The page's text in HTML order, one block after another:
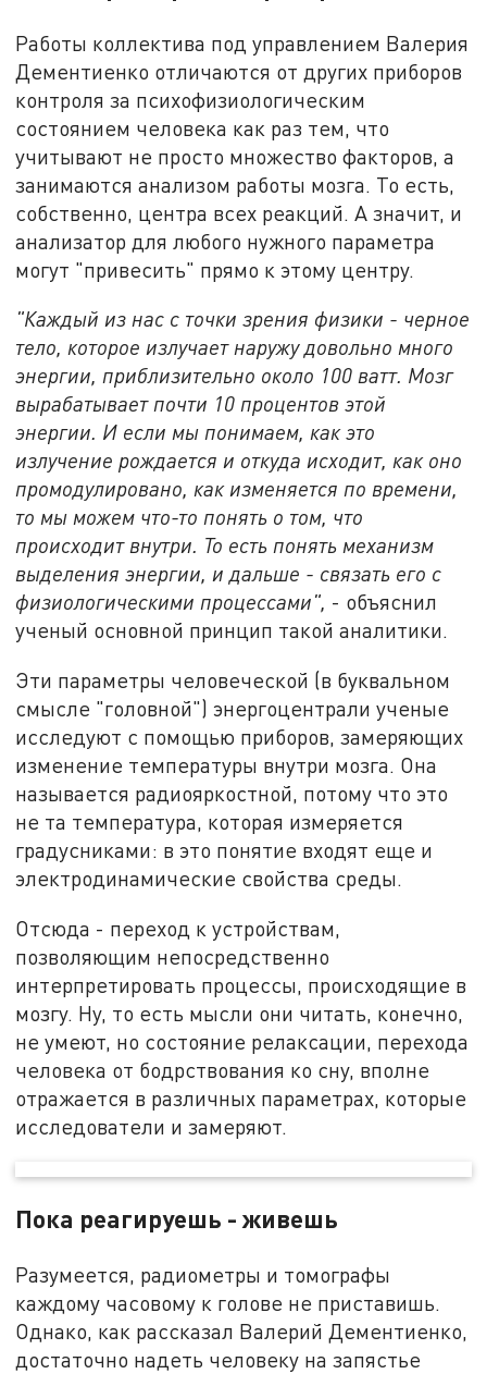
Работы коллектива под управлением Валерия
Дементиенко отличаются от других приборов
контроля за психофизиологическим
состоянием человека как раз тем, что
учитывают не просто множество факторов, а
занимаются анализом работы мозга. То есть,
собственно, центра всех реакций. А значит, и
анализатор для любого нужного параметра
могут "привесить" прямо к этому центру.
"Каждый из нас с точки зрения физики - черное
тело, которое излучает наружу довольно много
энергии, приблизительно около 100 ватт. Мозг
вырабатывает почти 10 процентов этой
энергии. И если мы понимаем, как это
излучение рождается и откуда исходит, как оно
промодулировано, как изменяется по времени,
то мы можем что-то понять о том, что
происходит внутри. То есть понять механизм
выделения энергии, и дальше - связать его с
физиологическими процессами", - объяснил
ученый основной принцип такой аналитики.
Эти параметры человеческой (в буквальном
смысле "головной") энергоцентрали ученые
исследуют с помощью приборов, замеряющих
изменение температуры внутри мозга. Она
называется радиояркостной, потому что это
не та температура, которая измеряется
градусниками: в это понятие входят еще и
электродинамические свойства среды.
Отсюда - переход к устройствам,
позволяющим непосредственно
интерпретировать процессы, происходящие в
мозгу. Ну, то есть мысли они читать, конечно,
не умеют, но состояние релаксации, перехода
человека от бодрствования ко сну, вполне
отражается в различных параметрах, которые
исследователи и замеряют.
Пока реагируешь - живешь
Разумеется, радиометры и томографы
каждому часовому к голове не приставишь.
Однако, как рассказал Валерий Дементиенко,
достаточно надеть человеку на запястье